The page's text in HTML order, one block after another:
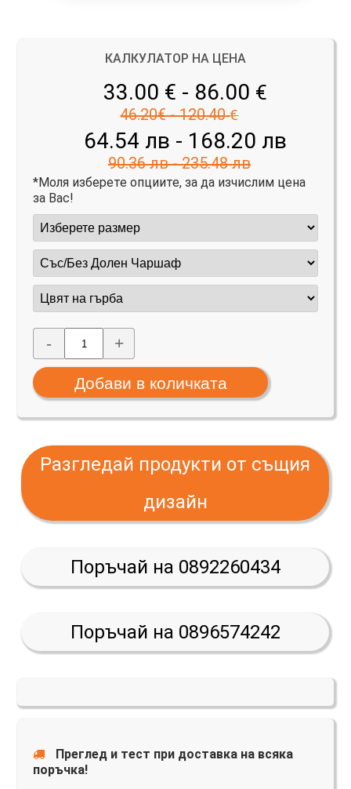
КАЛКУЛАТОР НА ЦЕНА
33.00 € - 86.00 €
46.20€ - 120.40 €
64.54 лв - 168.20 лв
90.36 лв - 235.48 лв
*Моля изберете опциите, за да изчислим цена
за Вас!
- +
Разгледай продукти от същия
дизайн
Поръчай на 0892260434
Поръчай на 0896574242
Преглед и тест при доставка на всяка
поръчка!